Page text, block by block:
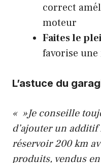
correct
moteur
Faites le
favorise
L’astuce du
« »Je conseille
d’ajouter un
réservoir 200 km
produits, vendus